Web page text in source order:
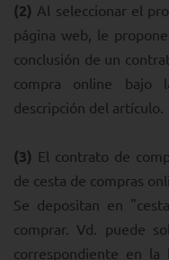
(2) Al seleccionar el
página web, le
conclusión de un
compra online bajo
descripción del artículo.
(3) El contrato de
de cesta de compras
Se depositan en
comprar. Vd. puede
correspondiente en la